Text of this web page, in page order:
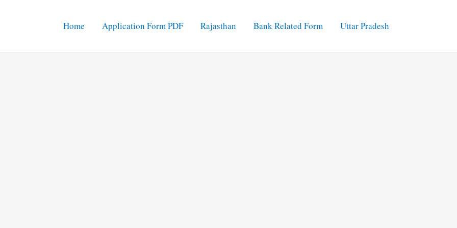
Home Application Form PDF Rajasthan Bank Related Form Uttar Pradesh